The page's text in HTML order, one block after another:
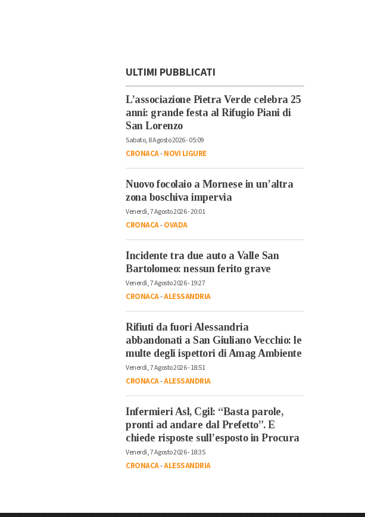
ULTIMI PUBBLICATI
L’associazione Pietra Verde celebra 25
anni: grande festa al Rifugio Piani di
San Lorenzo
Sabato, 8 Agosto 2026 - 05:09
CRONACA-NOVI LIGURE
Nuovo focolaio a Mornese in un’altra
zona boschiva impervia
Venerdì, 7 Agosto 2026 - 20:01
CRONACA-OVADA
Incidente tra due auto a Valle San
Bartolomeo: nessun ferito grave
Venerdì, 7 Agosto 2026 - 19:27
CRONACA-ALESSANDRIA
Rifiuti da fuori Alessandria
abbandonati a San Giuliano Vecchio: le
multe degli ispettori di Amag Ambiente
Venerdì, 7 Agosto 2026 - 18:51
CRONACA-ALESSANDRIA
Infermieri Asl, Cgil: “Basta parole,
pronti ad andare dal Prefetto”. E
chiede risposte sull’esposto in Procura
Venerdì, 7 Agosto 2026 - 18:35
CRONACA-ALESSANDRIA